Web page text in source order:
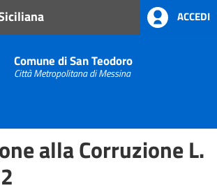
ACCEDI
Comune di San Teodoro
Città Metropolitana di Messina
alla Corruzione L.